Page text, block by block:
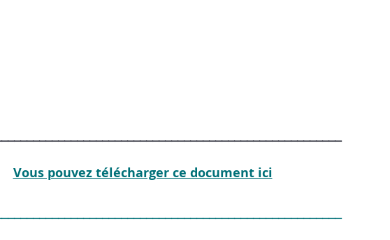
Vous pouvez télécharger ce document ici